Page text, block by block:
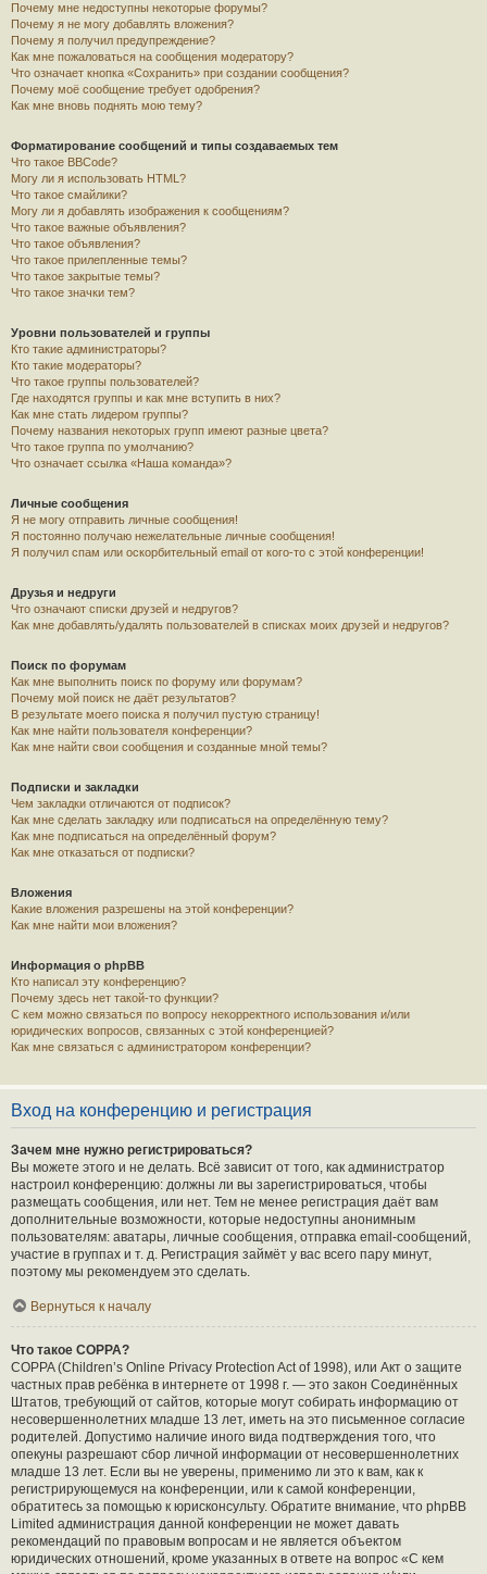
Почему мне недоступны некоторые форумы?
Почему я не могу добавлять вложения?
Почему я получил предупреждение?
Как мне пожаловаться на сообщения модератору?
Что означает кнопка «Сохранить» при создании сообщения?
Почему моё сообщение требует одобрения?
Как мне вновь поднять мою тему?
Форматирование сообщений и типы создаваемых тем
Что такое BBCode?
Могу ли я использовать HTML?
Что такое смайлики?
Могу ли я добавлять изображения к сообщениям?
Что такое важные объявления?
Что такое объявления?
Что такое прилепленные темы?
Что такое закрытые темы?
Что такое значки тем?
Уровни пользователей и группы
Кто такие администраторы?
Кто такие модераторы?
Что такое группы пользователей?
Где находятся группы и как мне вступить в них?
Как мне стать лидером группы?
Почему названия некоторых групп имеют разные цвета?
Что такое группа по умолчанию?
Что означает ссылка «Наша команда»?
Личные сообщения
Я не могу отправить личные сообщения!
Я постоянно получаю нежелательные личные сообщения!
Я получил спам или оскорбительный email от кого-то с этой конференции!
Друзья и недруги
Что означают списки друзей и недругов?
Как мне добавлять/удалять пользователей в списках моих друзей и недругов?
Поиск по форумам
Как мне выполнить поиск по форуму или форумам?
Почему мой поиск не даёт результатов?
В результате моего поиска я получил пустую страницу!
Как мне найти пользователя конференции?
Как мне найти свои сообщения и созданные мной темы?
Подписки и закладки
Чем закладки отличаются от подписок?
Как мне сделать закладку или подписаться на определённую тему?
Как мне подписаться на определённый форум?
Как мне отказаться от подписки?
Вложения
Какие вложения разрешены на этой конференции?
Как мне найти мои вложения?
Информация о phpBB
Кто написал эту конференцию?
Почему здесь нет такой-то функции?
С кем можно связаться по вопросу некорректного использования и/или
юридических вопросов, связанных с этой конференцией?
Как мне связаться с администратором конференции?
Вход на конференцию и регистрация
Зачем мне нужно регистрироваться?
Вы можете этого и не делать. Всё зависит от того, как администратор
настроил конференцию: должны ли вы зарегистрироваться, чтобы
размещать сообщения, или нет. Тем не менее регистрация даёт вам
дополнительные возможности, которые недоступны анонимным
пользователям: аватары, личные сообщения, отправка email-сообщений,
участие в группах и т. д. Регистрация займёт у вас всего пару минут,
поэтому мы рекомендуем это сделать.
Вернуться к началу
Что такое COPPA?
COPPA (Children’s Online Privacy Protection Act of 1998), или Акт о защите
частных прав ребёнка в интернете от 1998 г. — это закон Соединённых
Штатов, требующий от сайтов, которые могут собирать информацию от
несовершеннолетних младше 13 лет, иметь на это письменное согласие
родителей. Допустимо наличие иного вида подтверждения того, что
опекуны разрешают сбор личной информации от несовершеннолетних
младше 13 лет. Если вы не уверены, применимо ли это к вам, как к
регистрирующемуся на конференции, или к самой конференции,
обратитесь за помощью к юрисконсульту. Обратите внимание, что phpBB
Limited администрация данной конференции не может давать
рекомендаций по правовым вопросам и не является объектом
юридических отношений, кроме указанных в ответе на вопрос «С кем